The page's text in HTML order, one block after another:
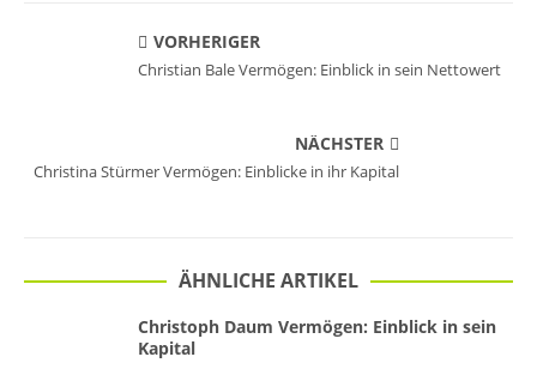
VORHERIGER
Christian Bale Vermögen: Einblick in sein Nettowert
NÄCHSTER
Christina Stürmer Vermögen: Einblicke in ihr Kapital
ÄHNLICHE ARTIKEL
Christoph Daum Vermögen: Einblick in sein
Kapital